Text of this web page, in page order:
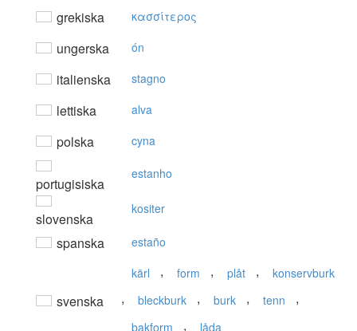
grekiska κασσίτερoς
ungerska ón
italienska stagno
lettiska alva
polska cyna
portugisiska
estanho
slovenska
kositer
spanska estaño
svenska
kärl , form , plåt , konservburk
, bleckburk , burk , tenn ,
bakform , låda